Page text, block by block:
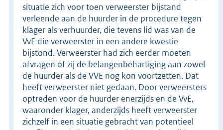
situatie zich voor toen verweerster bijstand
verleende aan de huurder in de procedure tegen
klager als verhuurder, die tevens lid was van de
VvE die verweerster in een andere kwestie
bijstond. Verweerster had zich eerder moeten
afvragen of zij de belangenbehartiging aan zowel
de huurder als de VVE nog kon voortzetten. Dat
heeft verweerster niet gedaan. Door verweersters
optreden voor de huurder enerzijds en de VvE,
waaronder klager, anderzijds heeft verweerster
zichzelf in een situatie gebracht van potentieel